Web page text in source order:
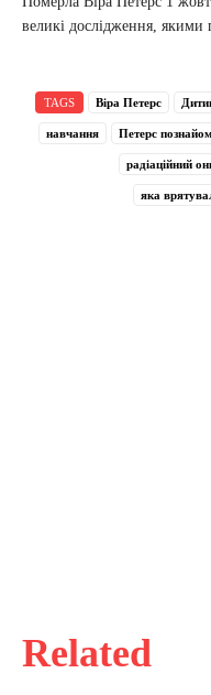
Related
великі дослідження, якими
TAGS Віра Петерс
навчання Петерс
радіаційний
яка